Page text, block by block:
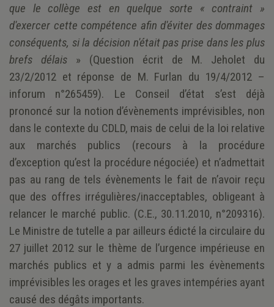
que le collège est en quelque sorte « contraint »
d'exercer cette compétence afin d'éviter des dommages
conséquents, si la décision n'était pas prise dans les plus
brefs délais » (Question écrit de M. Jeholet du
23/2/2012 et réponse de M. Furlan du 19/4/2012 –
inforum n°265459). Le Conseil d’état s’est déjà
prononcé sur la notion d’évènements imprévisibles, non
dans le contexte du CDLD, mais de celui de la loi relative
aux marchés publics (recours à la procédure
d’exception qu’est la procédure négociée) et n’admettait
pas au rang de tels évènements le fait de n’avoir reçu
que des offres irrégulières/inacceptables, obligeant à
relancer le marché public. (C.E., 30.11.2010, n°209316).
Le Ministre de tutelle a par ailleurs édicté la circulaire du
27 juillet 2012 sur le thème de l’urgence impérieuse en
marchés publics et y a admis parmi les évènements
imprévisibles les orages et les graves intempéries ayant
causé des dégâts importants.